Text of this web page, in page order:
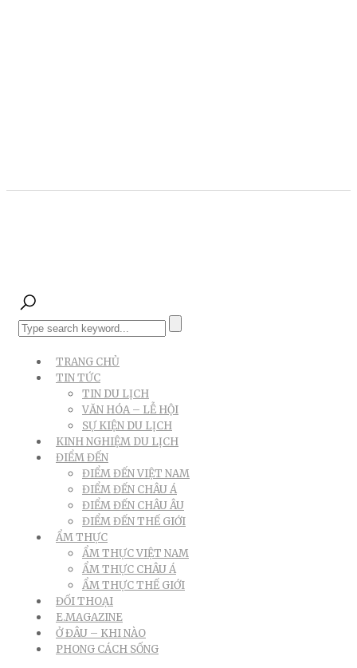
TRANG CHỦ
TIN TỨC
TIN DU LỊCH
VĂN HÓA – LỄ HỘI
SỰ KIỆN DU LỊCH
KINH NGHIỆM DU LỊCH
ĐIỂM ĐẾN
ĐIỂM ĐẾN VIỆT NAM
ĐIỂM ĐẾN CHÂU Á
ĐIỂM ĐẾN CHÂU ÂU
ĐIỂM ĐẾN THẾ GIỚI
ẨM THỰC
ẨM THỰC VIỆT NAM
ẨM THỰC CHÂU Á
ẨM THỰC THẾ GIỚI
ĐỐI THOẠI
E.MAGAZINE
Ở ĐÂU – KHI NÀO
PHONG CÁCH SỐNG